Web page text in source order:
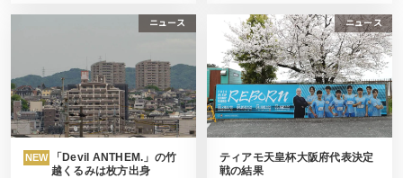
ニュース
NEW
「Devil ANTHEM.」の竹
越くるみは枚方出身
ニュース
ティアモ天皇杯大阪府代表決定
戦の結果